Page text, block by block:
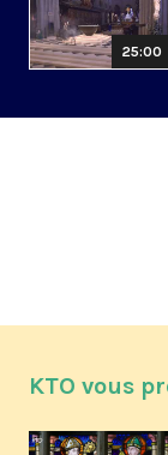
25:00
KTO vous